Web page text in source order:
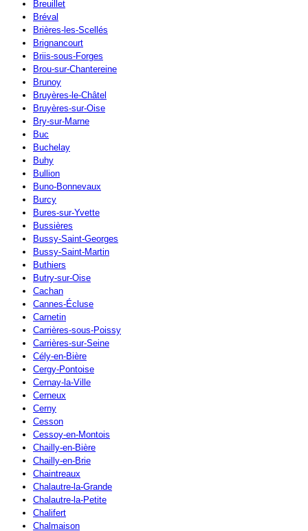
Breuillet
Bréval
Brières-les-Scellés
Brignancourt
Briis-sous-Forges
Brou-sur-Chantereine
Brunoy
Bruyères-le-Châtel
Bruyères-sur-Oise
Bry-sur-Marne
Buc
Buchelay
Buhy
Bullion
Buno-Bonnevaux
Burcy
Bures-sur-Yvette
Bussières
Bussy-Saint-Georges
Bussy-Saint-Martin
Buthiers
Butry-sur-Oise
Cachan
Cannes-Écluse
Carnetin
Carrières-sous-Poissy
Carrières-sur-Seine
Cély-en-Bière
Cergy-Pontoise
Cernay-la-Ville
Cerneux
Cerny
Cesson
Cessoy-en-Montois
Chailly-en-Bière
Chailly-en-Brie
Chaintreaux
Chalautre-la-Grande
Chalautre-la-Petite
Chalifert
Chalmaison